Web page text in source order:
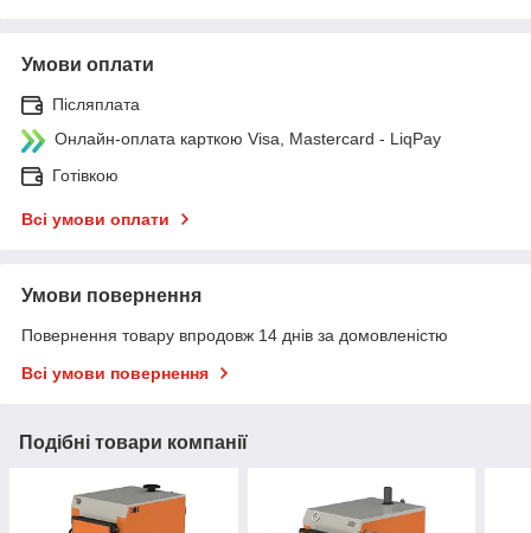
Умови оплати
Післяплата
Онлайн-оплата карткою Visa, Mastercard - LiqPay
Готівкою
Всі умови оплати
Умови повернення
Повернення товару впродовж 14 днів за домовленістю
Всі умови повернення
Подібні товари компанії